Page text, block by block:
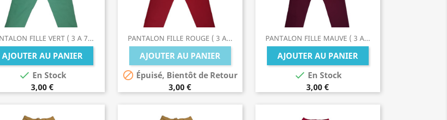
FILLE VERT ( 3 A 7...
AJOUTER AU PANIER
 En Stock
3,00 €
PANTALON FILLE ROUGE ( 3 A...
AJOUTER AU PANIER
 Épuisé, Bientôt de Retour
3,00 €
PANTALON FILLE MAUVE ( 3 A...
AJOUTER AU PANIER
 En Stock
3,00 €